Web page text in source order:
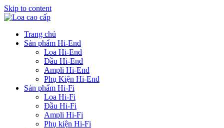
Skip to content
Trang chủ
Sản phẩm Hi-End
Loa Hi-End
Đầu Hi-End
Ampli Hi-End
Phụ Kiện Hi-End
Sản phẩm Hi-Fi
Loa Hi-Fi
Đầu Hi-Fi
Ampli Hi-Fi
Phụ kiện Hi-Fi